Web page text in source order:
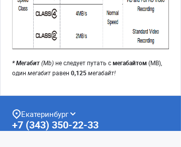
* Мегабит(Mb) не следует путать смегабайтом(MB),
один мегабитравен 0,125мегабайт!
Екатеринбург
+7 (343) 350-22-33